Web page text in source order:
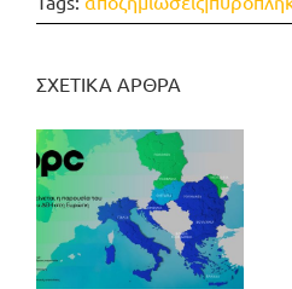
ΣΧΕΤΙΚΑ ΑΡΘΡΑ